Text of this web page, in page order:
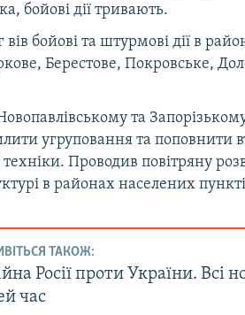
бойові дії тривають.
бойові та штурмові дії в
Берестове, Покровське,
та
угруповання та поповнити
техніки. Проводив повітряну
в районах населених
ТАКОЖ:
Росії проти України. Всі
час